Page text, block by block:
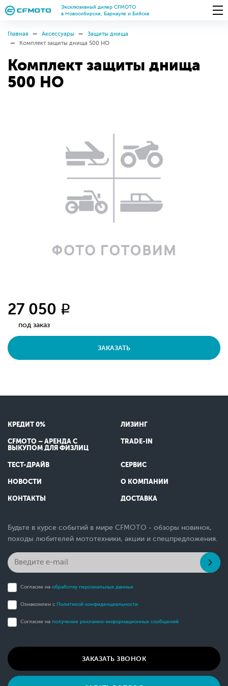
Эксклюзивный дилер CFMOTO
в Новосибирске, Барнауле и Бийске
Главная Аксессуары
Защиты днища
Комплект защиты днища 500 HO
Комплект защиты днища
500 HO
27 050 q
под заказ
ЗАКАЗАТЬ
КРЕДИТ 0% ЛИЗИНГ
CFMOTO – АРЕНДА С
ВЫКУПОМ ДЛЯ ФИЗЛИЦ
TRADE-IN
ТЕСТ-ДРАЙВ СЕРВИС
НОВОСТИ О КОМПАНИИ
КОНТАКТЫ ДОСТАВКА
Будьте в курсе событий в мире CFMOTO - обзоры новинок,
походы любителей мототехники, акции и спецпредложения.
Согласие на обработку персональных данных
Ознакомлен с Политикой конфиденциальности
Согласие на получение рекламно-информационных сообщений
ЗАКАЗАТЬ ЗВОНОК